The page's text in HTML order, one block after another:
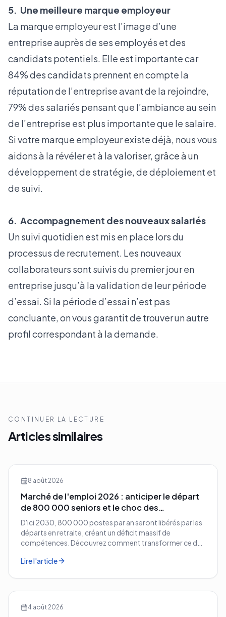
5. Une meilleure marque employeur
La marque employeur est l’image d’une
entreprise auprès de ses employés et des
candidats potentiels. Elle est importante car
84% des candidats prennent en compte la
réputation de l’entreprise avant de la rejoindre,
79% des salariés pensant que l’ambiance au sein
de l’entreprise est plus importante que le salaire.
Si votre marque employeur existe déjà, nous vous
aidons à la révéler et à la valoriser, grâce à un
développement de stratégie, de déploiement et
de suivi.
6. Accompagnement des nouveaux salariés
Un suivi quotidien est mis en place lors du
processus de recrutement. Les nouveaux
collaborateurs sont suivis du premier jour en
entreprise jusqu’à la validation de leur période
d’essai. Si la période d’essai n’est pas
concluante, on vous garantit de trouver un autre
profil correspondant à la demande.
CONTINUER LA LECTURE
Articles similaires
8 août 2026
Marché de l'emploi 2026 : anticiper le départ
de 800 000 seniors et le choc des
compétences
D'ici 2030, 800 000 postes par an seront libérés par les
départs en retraite, créant un déficit massif de
compétences. Découvrez comment transformer ce défi
entreprise.
Lire l'article
4 août 2026